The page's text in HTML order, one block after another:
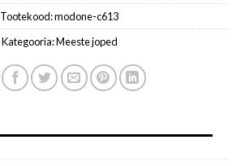
Tootekood:modone-c613
Kategooria:Meeste joped